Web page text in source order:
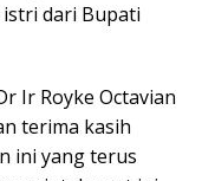
dari Bupati
Ir Royke Octavian
terima kasih
ini yang terus